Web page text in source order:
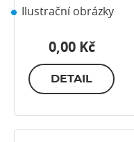
Ilustrační obrázky
0,00 Kč
DETAIL